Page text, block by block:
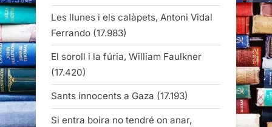
Les llunes i els calàpets, Antoni Vidal
Ferrando (17.983)
El soroll i la fúria, William Faulkner
(17.420)
Sants innocents a Gaza (17.193)
Si entra boira no tendré on anar,